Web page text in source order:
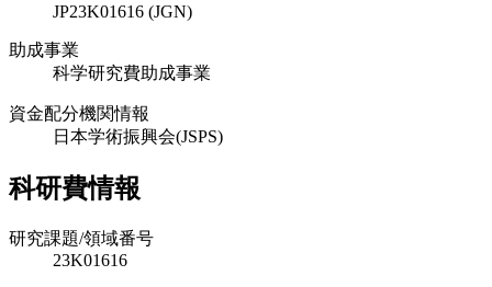
JP23K01616 (JGN)
助成事業
科学研究費助成事業
資金配分機関情報
日本学術振興会(JSPS)
科研費情報
研究課題/領域番号
23K01616